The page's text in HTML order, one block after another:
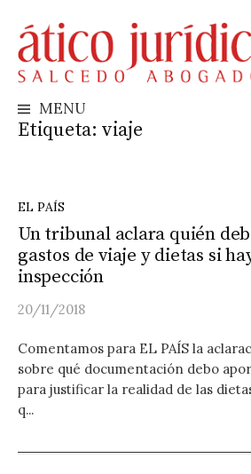
to
content
MENU
Etiqueta: viaje
EL PAÍS
Un tribunal aclara quién
gastos de viaje y dietas si
inspección
20/11/2018
Comentamos para EL PAÍS la
sobre qué documentación debo
para justificar la realidad de las
q...